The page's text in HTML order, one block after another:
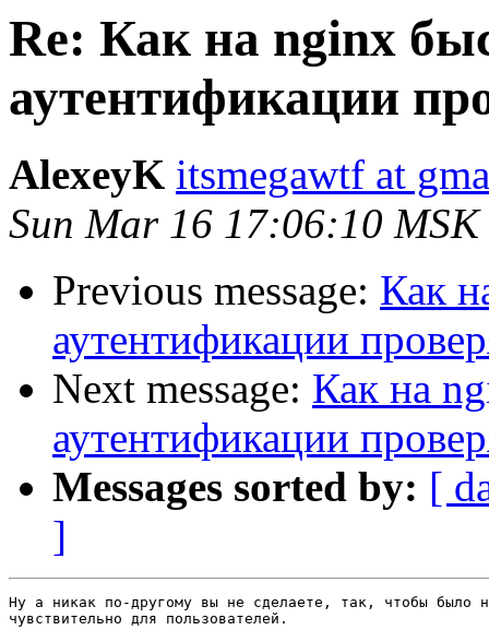
Re: Как на nginx
аутентификации
AlexeyK itsmegawtf at
Sun Mar 16 17:06:10 MSK
Previous message: Как
аутентификации
Next message: Как на
аутентификации
Messages sorted by: [
]
Ну а никак по-другому вы не сделаете, так, чтобы было
чувствительно для пользователей.